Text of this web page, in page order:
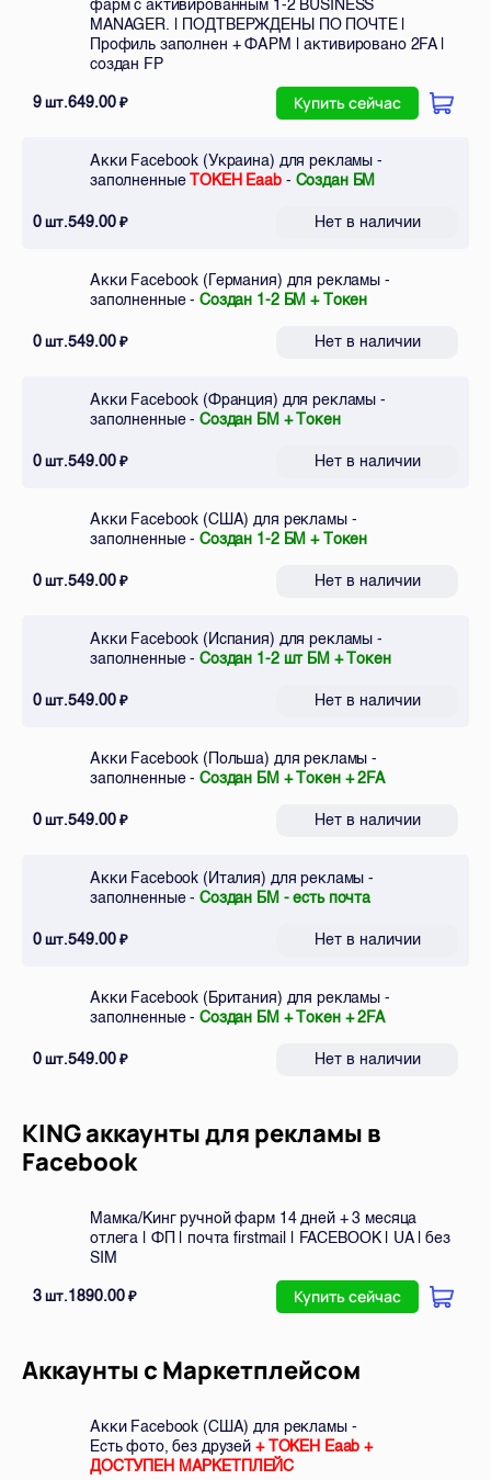
MANAGER. | ПОДТВЕРЖДЕНЫ ПО ПОЧТЕ |
Профиль заполнен + ФАРМ | активировано 2FA |
создан FP
9шт.649.00₽ Купить сейчас
Акки Facebook (Украина) для рекламы -
заполненныеТОКЕН Eaab- Создан БМ
0шт.549.00₽ Нет в наличии
Акки Facebook (Германия) для рекламы -
заполненные -Создан 1-2 БМ + Токен
0шт.549.00₽ Нет в наличии
Акки Facebook (Франция) для рекламы -
заполненные -Создан БМ + Токен
0шт.549.00₽ Нет в наличии
Акки Facebook (США) для рекламы -
заполненные -Создан 1-2 БМ + Токен
0шт.549.00₽ Нет в наличии
Акки Facebook (Испания) для рекламы -
заполненные -Создан 1-2 шт БМ + Токен
0шт.549.00₽ Нет в наличии
Акки Facebook (Польша) для рекламы -
заполненные -Создан БМ + Токен + 2FA
0шт.549.00₽ Нет в наличии
Акки Facebook (Италия) для рекламы -
заполненные -Создан БМ - есть почта
0шт.549.00₽ Нет в наличии
Акки Facebook (Британия) для рекламы -
заполненные -Создан БМ + Токен + 2FA
0шт.549.00₽ Нет в наличии
KING аккаунты для рекламы в
Facebook
Мамка/Кинг ручной фарм 14 дней + 3 месяца
отлега | ФП | почта firstmail | FACEBOOK | UA | без
SIM
3шт.1890.00₽ Купить сейчас
Аккаунты с Маркетплейсом
Акки Facebook (США) для рекламы -
Есть фото, без друзей+ ТОКЕН Eaab +
ДОСТУПЕН МАРКЕТПЛЕЙС